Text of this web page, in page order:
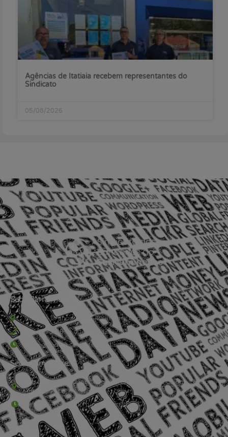
Agências de Itatiaia recebem representantes do
Sindicato
05/08/2026
Sede Barra Mansa
Rua Rio Branco, nº107 (2º andar), Centro - Cep: 27.330-030
(24) 3323-2848 ou (24) 3323-2500
De segunda à sexta-feira , das 9h às 17h.
Sede Campestre:
Estrada Governador Chagas Freitas – 3.780 – Colônia Santo
Antônio – Barra Mansa
De terça-feira a domingo, das 9h às 17h